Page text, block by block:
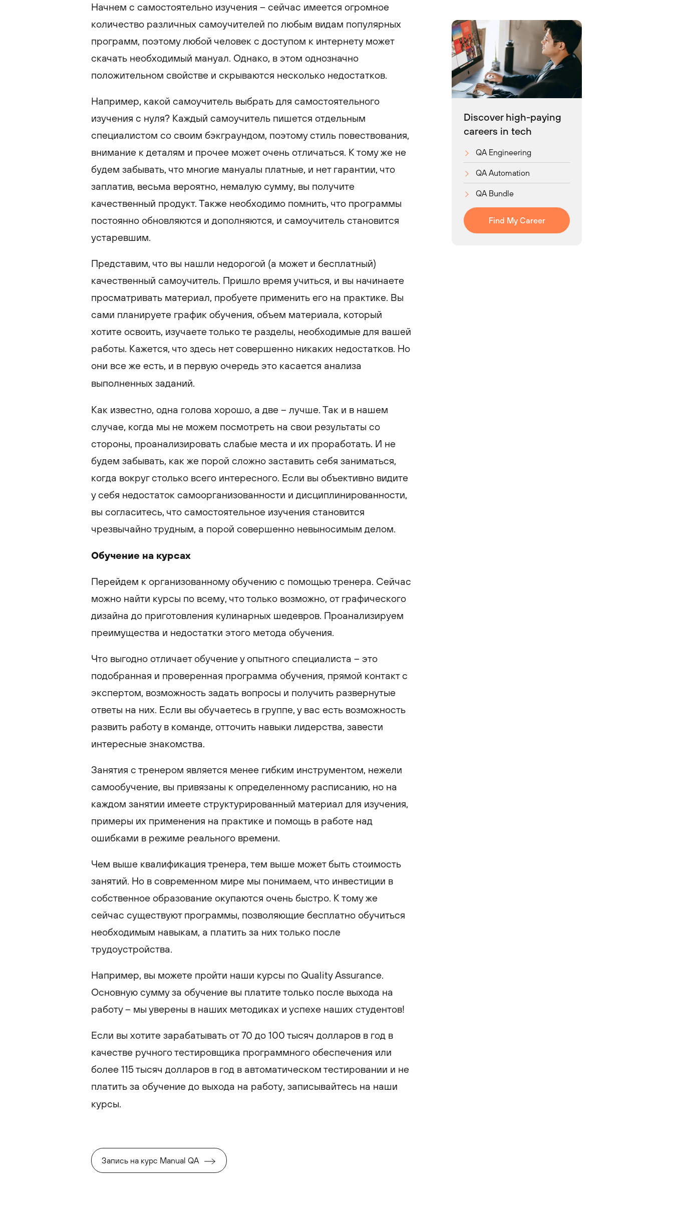
Начнем с самостоятельно изучения – сейчас имеется огромное
количество различных самоучителей по любым видам популярных
программ, поэтому любой человек с доступом к интернету может
скачать необходимый мануал. Однако, в этом однозначно
положительном свойстве и скрываются несколько недостатков.
Например, какой самоучитель выбрать для самостоятельного
изучения с нуля? Каждый самоучитель пишется отдельным
специалистом со своим бэкграундом, поэтому стиль повествования,
внимание к деталям и прочее может очень отличаться. К тому же не
будем забывать, что многие мануалы платные, и нет гарантии, что
заплатив, весьма вероятно, немалую сумму, вы получите
качественный продукт. Также необходимо помнить, что программы
постоянно обновляются и дополняются, и самоучитель становится
устаревшим.
Представим, что вы нашли недорогой (а может и бесплатный)
качественный самоучитель. Пришло время учиться, и вы начинаете
просматривать материал, пробуете применить его на практике. Вы
сами планируете график обучения, объем материала, который
хотите освоить, изучаете только те разделы, необходимые для вашей
работы. Кажется, что здесь нет совершенно никаких недостатков. Но
они все же есть, и в первую очередь это касается анализа
выполненных заданий.
Как известно, одна голова хорошо, а две – лучше. Так и в нашем
случае, когда мы не можем посмотреть на свои результаты со
стороны, проанализировать слабые места и их проработать. И не
будем забывать, как же порой сложно заставить себя заниматься,
когда вокруг столько всего интересного. Если вы объективно видите
у себя недостаток самоорганизованности и дисциплинированности,
вы согласитесь, что самостоятельное изучения становится
чрезвычайно трудным, а порой совершенно невыносимым делом.
Обучение на курсах
Перейдем к организованному обучению с помощью тренера. Сейчас
можно найти курсы по всему, что только возможно, от графического
дизайна до приготовления кулинарных шедевров. Проанализируем
преимущества и недостатки этого метода обучения.
Что выгодно отличает обучение у опытного специалиста – это
подобранная и проверенная программа обучения, прямой контакт с
экспертом, возможность задать вопросы и получить развернутые
ответы на них. Если вы обучаетесь в группе, у вас есть возможность
развить работу в команде, отточить навыки лидерства, завести
интересные знакомства.
Занятия с тренером является менее гибким инструментом, нежели
самообучение, вы привязаны к определенному расписанию, но на
каждом занятии имеете структурированный материал для изучения,
примеры их применения на практике и помощь в работе над
ошибками в режиме реального времени.
Чем выше квалификация тренера, тем выше может быть стоимость
занятий. Но в современном мире мы понимаем, что инвестиции в
собственное образование окупаются очень быстро. К тому же
сейчас существуют программы, позволяющие бесплатно обучиться
необходимым навыкам, а платить за них только после
трудоустройства.
Например, вы можете пройти наши курсы по Quality Assurance.
Основную сумму за обучение вы платите только после выхода на
работу – мы уверены в наших методиках и успехе наших студентов!
Если вы хотите зарабатывать от 70 до 100 тысяч долларов в год в
качестве ручного тестировщика программного обеспечения или
более 115 тысяч долларов в год в автоматическом тестировании и не
платить за обучение до выхода на работу, записывайтесь на наши
курсы.
Запись на курс Manual QA
Discover high-paying
careers in tech
QA Engineering
QA Automation
QA Bundle
Find My Career